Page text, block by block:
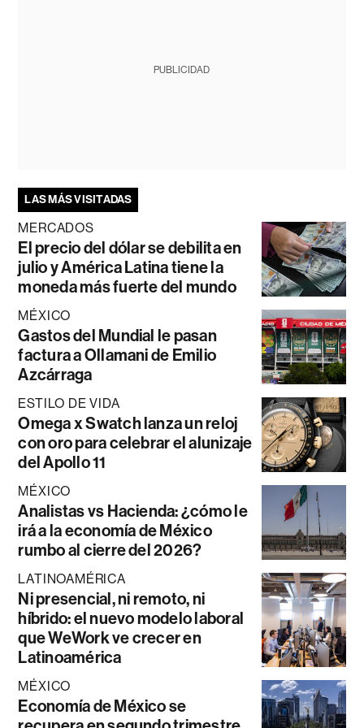
PUBLICIDAD
LAS MÁS VISITADAS
MERCADOS
El precio del dólar se debilita en
julio y América Latina tiene la
moneda más fuerte del mundo
MÉXICO
Gastos del Mundial le pasan
factura a Ollamani de Emilio
Azcárraga
ESTILO DE VIDA
Omega x Swatch lanza un reloj
con oro para celebrar el alunizaje
del Apollo 11
MÉXICO
Analistas vs Hacienda: ¿cómo le
irá a la economía de México
rumbo al cierre del 2026?
LATINOAMÉRICA
Ni presencial, ni remoto, ni
híbrido: el nuevo modelo laboral
que WeWork ve crecer en
Latinoamérica
MÉXICO
Economía de México se